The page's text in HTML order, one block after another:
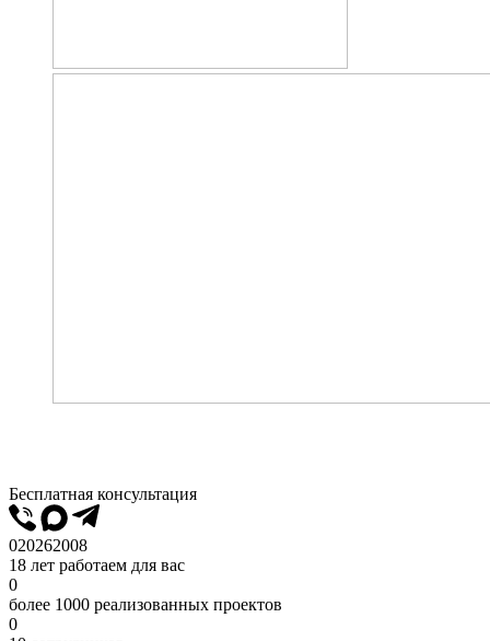
Бесплатная консультация
020262008
18 лет работаем для вас
0
более 1000 реализованных проектов
0